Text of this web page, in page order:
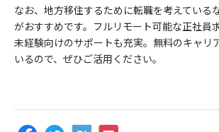
なお、地方移住するために転職を考えている
がおすすめです。フルリモート可能な正社員
未経験向けのサポートも充実。無料のキャリ
いるので、ぜひご活用ください。